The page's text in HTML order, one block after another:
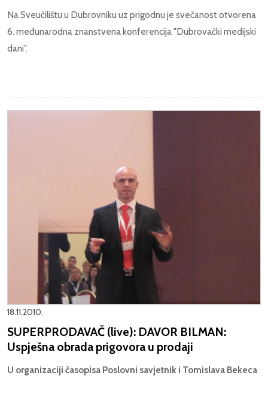
Na Sveučilištu u Dubrovniku uz prigodnu je svečanost otvorena
6. međunarodna znanstvena konferencija "Dubrovački medijski
dani".
18.11.2010.
SUPERPRODAVAČ (live): DAVOR BILMAN:
Uspješna obrada prigovora u prodaji
U organizaciji časopisa Poslovni savjetnik i Tomislava Bekeca